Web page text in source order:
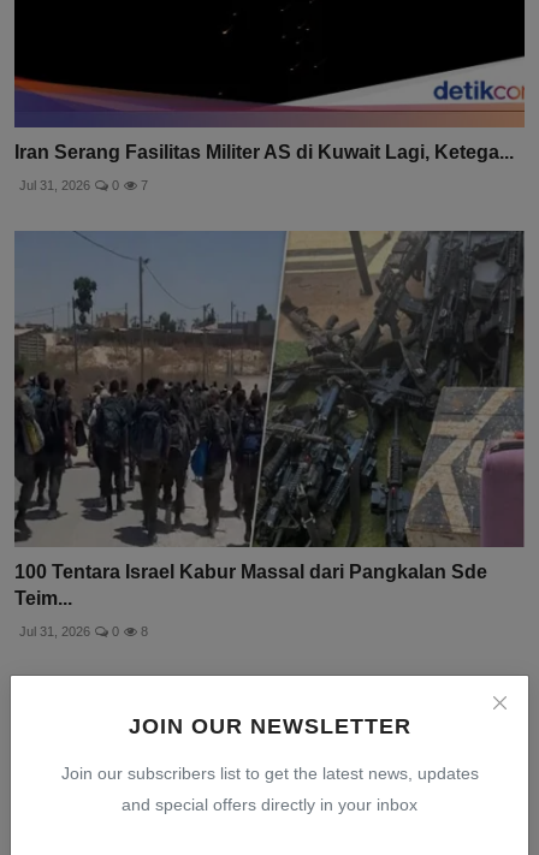
JOIN OUR NEWSLETTER
Join our subscribers list to get the latest news, updates
and special offers directly in your inbox
Iran Serang Fasilitas Militer AS di Kuwait Lagi, Ketega...
Jul 31, 2026 0 7
100 Tentara Israel Kabur Massal dari Pangkalan Sde
Teim...
Jul 31, 2026 0 8